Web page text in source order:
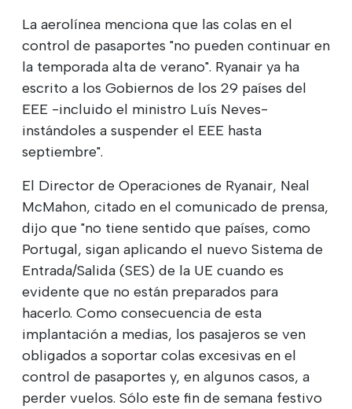
La aerolínea menciona que las colas en el
control de pasaportes "no pueden continuar en
la temporada alta de verano". Ryanair ya ha
escrito a los Gobiernos de los 29 países del
EEE -incluido el ministro Luís Neves-
instándoles a suspender el EEE hasta
septiembre".
El Director de Operaciones de Ryanair, Neal
McMahon, citado en el comunicado de prensa,
dijo que "no tiene sentido que países, como
Portugal, sigan aplicando el nuevo Sistema de
Entrada/Salida (SES) de la UE cuando es
evidente que no están preparados para
hacerlo. Como consecuencia de esta
implantación a medias, los pasajeros se ven
obligados a soportar colas excesivas en el
control de pasaportes y, en algunos casos, a
perder vuelos. Sólo este fin de semana festivo